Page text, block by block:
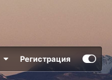
Регистрация